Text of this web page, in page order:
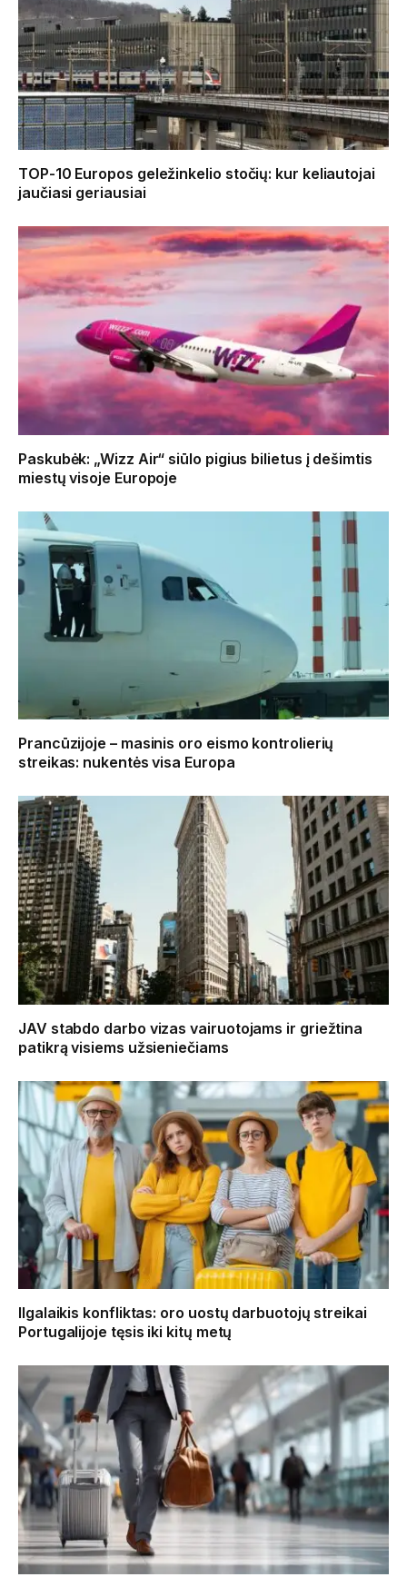
TOP-10 Europos geležinkelio stočių: kur keliautojai
jaučiasi geriausiai
Paskubėk: „Wizz Air“ siūlo pigius bilietus į dešimtis
miestų visoje Europoje
Prancūzijoje – masinis oro eismo kontrolierių
streikas: nukentės visa Europa
JAV stabdo darbo vizas vairuotojams ir griežtina
patikrą visiems užsieniečiams
Ilgalaikis konfliktas: oro uostų darbuotojų streikai
Portugalijoje tęsis iki kitų metų